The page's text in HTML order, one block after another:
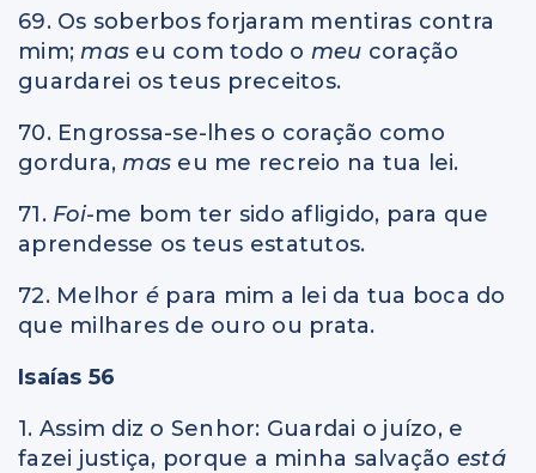
69. Os soberbos forjaram mentiras contra
mim;mas eu com todo o meu coração
guardarei os teus preceitos.
70. Engrossa-se-lhes o coração como
gordura,mas eu me recreio na tua lei.
71. Foi-me bom ter sido afligido, para que
aprendesse os teus estatutos.
72. Melhor é para mim a lei da tua boca do
que milhares de ouro ou prata.
Isaías 56
1. Assim diz o Senhor: Guardai o juízo, e
fazei justiça, porque a minha salvação está